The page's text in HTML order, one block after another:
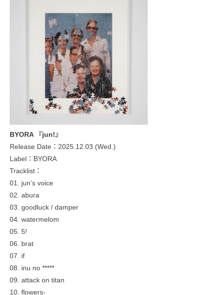
BYORA 『jun!』
Release Date：2025.12.03 (Wed.)
Label：BYORA
Tracklist：
01. jun’s voice
02. abura
03. goodluck / damper
04. watermelom
05. 5!
06. brat
07. if
08. inu no *****
09. attack on titan
10. flowers-